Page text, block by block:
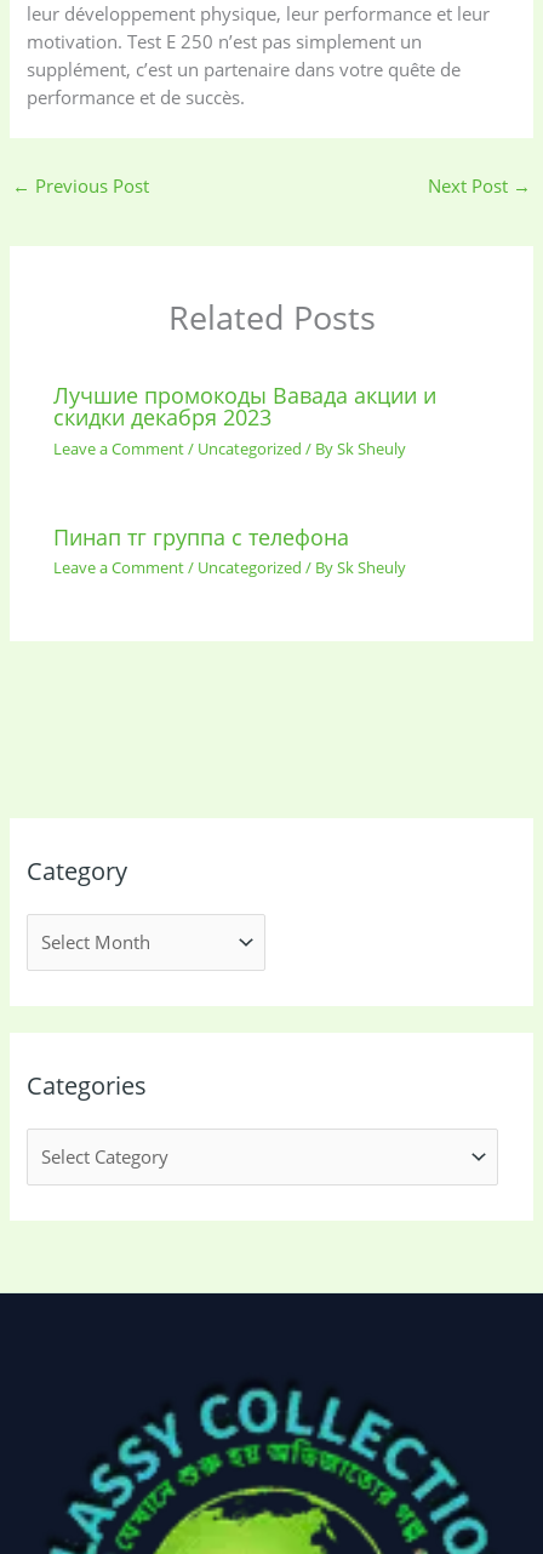
Appliances
Electronics(6)
Gadget Accessories
Storage Bag
Uncategorized
Women's bag(8)
Womens Fashion
Category
Categories
leur développement physique, leur performance et leur
motivation. Test E 250 n’est pas simplement un
supplément, c’est un partenaire dans votre quête de
performance et de succès.
← Previous Post Next Post →
Related Posts
Лучшие промокоды Вавада акции и
скидки декабря 2023
Leave a Comment/ Uncategorized / BySk Sheuly
Пинап тг группа с телефона
Leave a Comment/ Uncategorized / BySk Sheuly